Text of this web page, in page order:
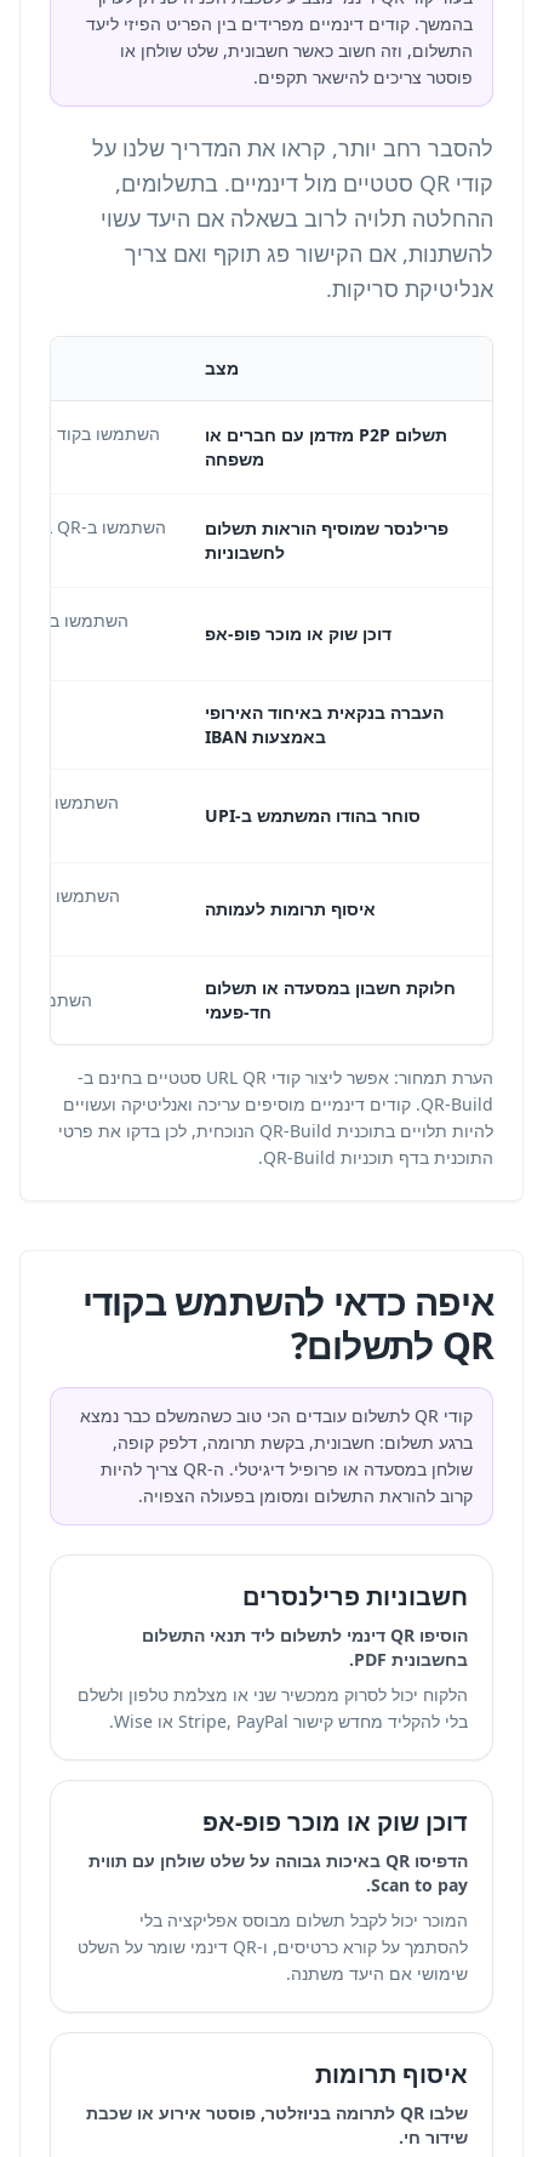
בהמשך. קודים דינמיים מפרידים בין הפריט הפיזי ליעד
התשלום, וזה חשוב כאשר חשבונית, שלט שולחן או
פוסטר צריכים להישאר תקפים.
להסבר רחב יותר, קראו את המדריך שלנו על
קודי QR סטטיים מול דינמיים
. בתשלומים,
ההחלטה תלויה לרוב בשאלה אם היעד עשוי
להשתנות, אם הקישור פג תוקף ואם צריך
אנליטיקת סריקות.
מצב
תשלום P2P מזדמן עם חברים או
משפחה
פרילנסר שמוסיף הוראות תשלום
לחשבוניות
דוכן שוק או מוכר פופ-אפ
העברה בנקאית באיחוד האירופי
באמצעות IBAN
סוחר בהודו המשתמש ב-UPI
איסוף תרומות לעמותה
חלוקת חשבון במסעדה או תשלום
חד-פעמי
השתמשו ב-URL QR סטטי כאשר היעד זמני והדפסה מחדש אינה בעיה.
הערת תמחור: אפשר ליצור קודי URL QR סטטיים בחינם ב-
QR-Build. קודים דינמיים מוסיפים עריכה ואנליטיקה ועשויים
להיות תלויים בתוכנית QR-Build הנוכחית, לכן בדקו את פרטי
התוכנית בדף תוכניות QR-Build .
איפה כדאי להשתמש בקודי
QR לתשלום?
קודי QR לתשלום עובדים הכי טוב כשהמשלם כבר נמצא
ברגע תשלום: חשבונית, בקשת תרומה, דלפק קופה,
שולחן במסעדה או פרופיל דיגיטלי. ה-QR צריך להיות
קרוב להוראת התשלום ומסומן בפעולה הצפויה.
חשבוניות פרילנסרים
הוסיפו QR דינמי לתשלום ליד תנאי התשלום
בחשבונית PDF.
הלקוח יכול לסרוק ממכשיר שני או מצלמת טלפון ולשלם
בלי להקליד מחדש קישור Stripe, PayPal או Wise.
דוכן שוק או מוכר פופ-אפ
הדפיסו QR באיכות גבוהה על שלט שולחן עם תווית
Scan to pay.
המוכר יכול לקבל תשלום מבוסס אפליקציה בלי
להסתמך על קורא כרטיסים, ו-QR דינמי שומר על השלט
שימושי אם היעד משתנה.
איסוף תרומות
שלבו QR לתרומה בניוזלטר, פוסטר אירוע או שכבת
שידור חי.